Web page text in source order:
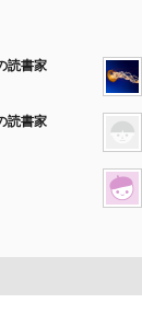
読書家
読書家